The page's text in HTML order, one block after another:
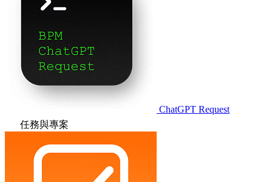
ChatGPT Request
任務與專案